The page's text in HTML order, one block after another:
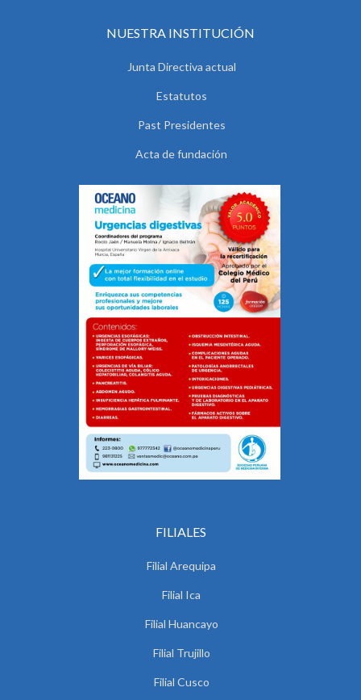
NUESTRA INSTITUCIÓN
Junta Directiva actual
Estatutos
Past Presidentes
Acta de fundación
FILIALES
Filial Arequipa
Filial Ica
Filial Huancayo
Filial Trujillo
Filial Cusco